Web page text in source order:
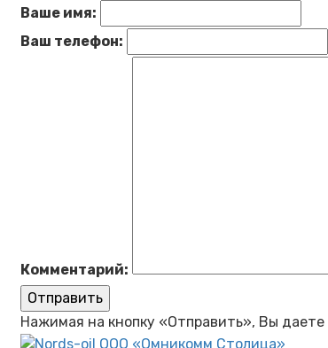
Ваше имя:
Ваш телефон:
Комментарий:
Отправить
Нажимая на кнопку «Отправить», Вы даете